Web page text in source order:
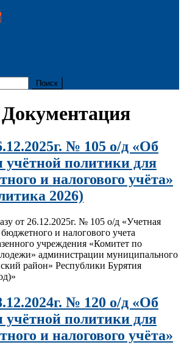
Документация
№ 105 о/д «Об
учётной политики для
и налогового учёта»
2026)
от 26.12.2025г. № 105 о/д «Учетная
и налогового учета
учреждения «Комитет по
администрации муниципального
район» Республики Бурятия
№ 120 о/д «Об
учётной политики для
и налогового учёта»